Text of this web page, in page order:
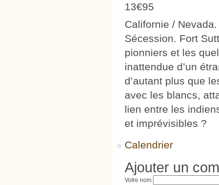
13€95
Californie /
Sécession. Fort
pionniers et les
inattendue d’un
d’autant plus que
avec les blancs,
lien entre les
et imprévisibles ?
Calendrier
Ajouter un
Votre nom